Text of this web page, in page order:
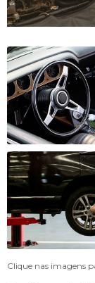
Clique nas imagens